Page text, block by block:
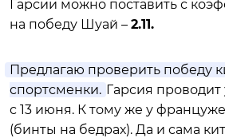
Гарсии можно поставить с
на победу Шуай – 2.11.
Предлагаю проверить победу
спортсменки. Гарсия
с 13 июня. К тому же у
(бинты на бедрах). Да и сама